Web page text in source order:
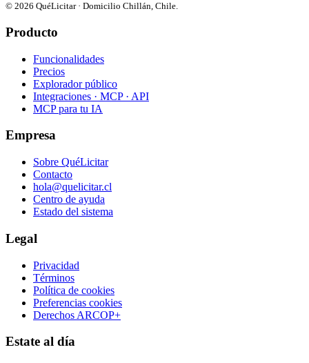
© 2026 QuéLicitar · Domicilio Chillán, Chile.
Producto
Funcionalidades
Precios
Explorador público
Integraciones · MCP · API
MCP para tu IA
Empresa
Sobre QuéLicitar
Contacto
hola@quelicitar.cl
Centro de ayuda
Estado del sistema
Legal
Privacidad
Términos
Política de cookies
Preferencias cookies
Derechos ARCOP+
Estate al día